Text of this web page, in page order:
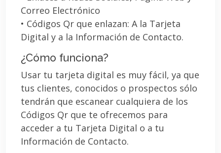
Correo Electrónico
• Códigos Qr que enlazan: A la Tarjeta
Digital y a la Información de Contacto.
¿Cómo funciona?
Usar tu tarjeta digital es muy fácil, ya que
tus clientes, conocidos o prospectos sólo
tendrán que escanear cualquiera de los
Códigos Qr que te ofrecemos para
acceder a tu Tarjeta Digital o a tu
Información de Contacto.